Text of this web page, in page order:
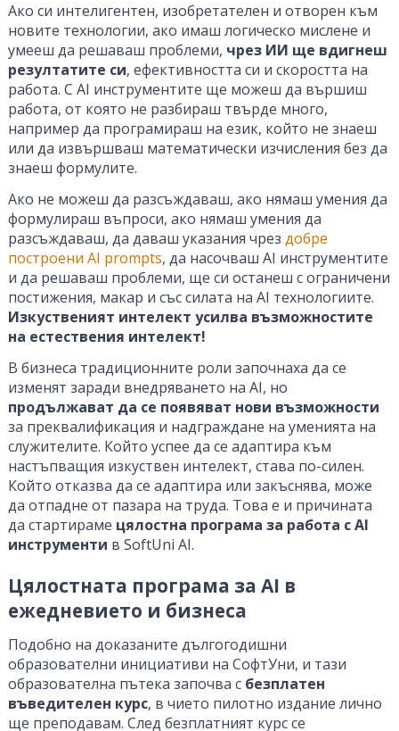
Ако си интелигентен, изобретателен и отворен към
новите технологии, ако имаш логическо мислене и
умееш да решаваш проблеми, чрез ИИ ще вдигнеш
резултатите си, ефективността си и скоростта на
работа. С AI инструментите ще можеш да вършиш
работа, от която не разбираш твърде много,
например да програмираш на език, който не знаеш
или да извършваш математически изчисления без да
знаеш формулите.
Ако не можеш да разсъждаваш, ако нямаш умения да
формулираш въпроси, ако нямаш умения да
разсъждаваш, да даваш указания чрез добре
построени AI prompts, да насочваш AI инструментите
и да решаваш проблеми, ще си останеш с ограничени
постижения, макар и със силата на AI технологиите.
Изкуственият интелект усилва възможностите
на естествения интелект!
В бизнеса традиционните роли започнаха да се
изменят заради внедряването на AI, но
продължават да се появяват нови възможности
за преквалификация и надграждане на уменията на
служителите. Който успее да се адаптира към
настъпващия изкуствен интелект, става по-силен.
Който отказва да се адаптира или закъснява, може
да отпадне от пазара на труда. Това е и причината
да стартираме цялостна програма за работа с AI
инструменти в SoftUni AI.
Цялостната програма за AI в
ежедневието и бизнеса
Подобно на доказаните дългогодишни
образователни инициативи на СофтУни, и тази
образователна пътека започва с безплатен
въведителен курс, в чието пилотно издание лично
ще преподавам. След безплатният курс се